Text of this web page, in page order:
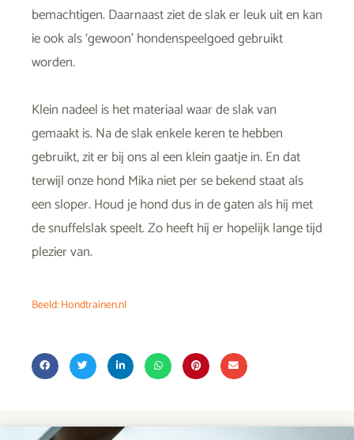
bemachtigen. Daarnaast ziet de slak er leuk uit en kan
ie ook als ‘gewoon’ hondenspeelgoed gebruikt
worden.
Klein nadeel is het materiaal waar de slak van
gemaakt is. Na de slak enkele keren te hebben
gebruikt, zit er bij ons al een klein gaatje in. En dat
terwijl onze hond Mika niet per se bekend staat als
een sloper. Houd je hond dus in de gaten als hij met
de snuffelslak speelt. Zo heeft hij er hopelijk lange tijd
plezier van.
Beeld: Hondtrainen.nl